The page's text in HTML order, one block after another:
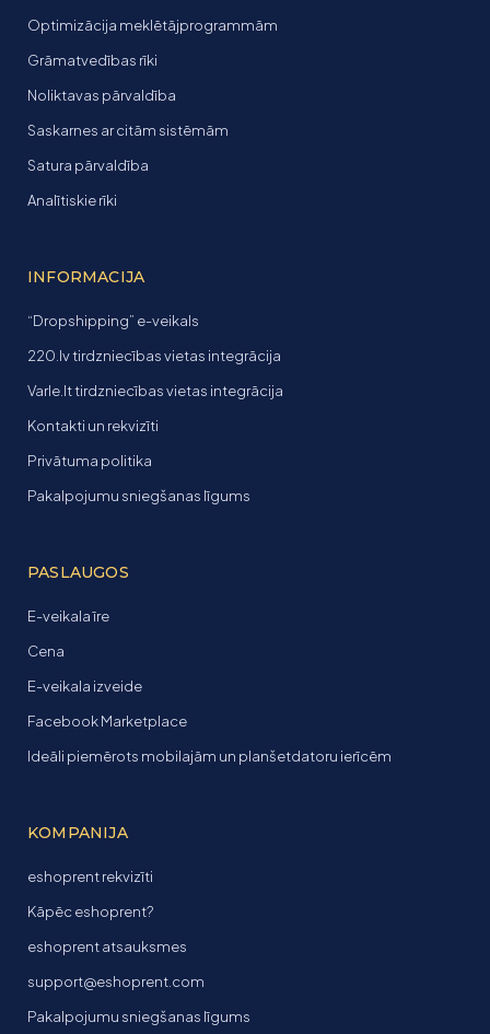
Optimizācija meklētājprogrammām
Grāmatvedības rīki
Noliktavas pārvaldība
Saskarnes ar citām sistēmām
Satura pārvaldība
Analītiskie rīki
INFORMACIJA
“Dropshipping” e-veikals
220.lv tirdzniecības vietas integrācija
Varle.lt tirdzniecības vietas integrācija
Kontakti un rekvizīti
Privātuma politika
Pakalpojumu sniegšanas līgums
PASLAUGOS
E-veikala īre
Cena
E-veikala izveide
Facebook Marketplace
Ideāli piemērots mobilajām un planšetdatoru ierīcēm
KOMPANIJA
eshoprent rekvizīti
Kāpēc eshoprent?
eshoprent atsauksmes
support@eshoprent.com
Pakalpojumu sniegšanas līgums